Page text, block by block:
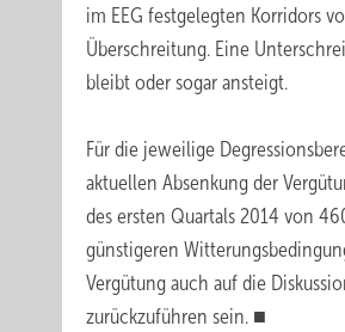
im EEG festgelegten Korridors
Überschreitung. Eine
bleibt oder sogar ansteigt.
Für die jeweilige
aktuellen Absenkung der
des ersten Quartals 2014 von
günstigeren
Vergütung auch auf die
zurückzuführen sein. ■